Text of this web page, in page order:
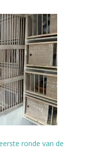
ronde van de